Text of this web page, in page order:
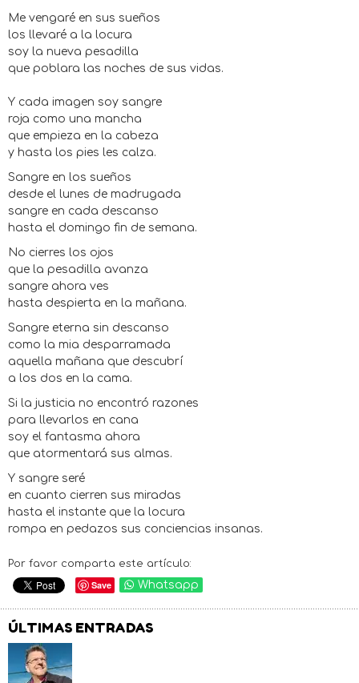
Me vengaré en sus sueños
los llevaré a la locura
soy la nueva pesadilla
que poblara las noches de sus vidas.
Y cada imagen soy sangre
roja como una mancha
que empieza en la cabeza
y hasta los pies les calza.
Sangre en los sueños
desde el lunes de madrugada
sangre en cada descanso
hasta el domingo fin de semana.
No cierres los ojos
que la pesadilla avanza
sangre ahora ves
hasta despierta en la mañana.
Sangre eterna sin descanso
como la mia desparramada
aquella mañana que descubrí
a los dos en la cama.
Si la justicia no encontró razones
para llevarlos en cana
soy el fantasma ahora
que atormentará sus almas.
Y sangre seré
en cuanto cierren sus miradas
hasta el instante que la locura
rompa en pedazos sus conciencias insanas.
Por favor comparta este artículo:
Save Whatsapp
ÚLTIMAS ENTRADAS